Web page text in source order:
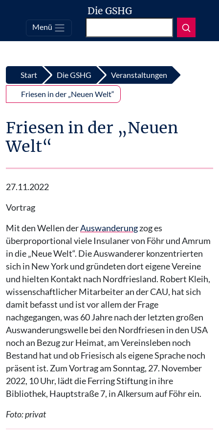
Top
Zum Inhalt springen
Die GSHG
Menü
Start Die GSHG Veranstaltungen
Friesen in der „Neuen Welt“
Friesen in der „Neuen
Welt“
27.11.2022
Vortrag
Mit den Wellen derAuswanderungzog es
überproportional viele Insulaner von Föhr und Amrum
in die „Neue Welt“. Die Auswanderer konzentrierten
sich in New York und gründeten dort eigene Vereine
und hielten Kontakt nach Nordfriesland. Robert Kleih,
wissenschaftlicher Mitarbeiter an der CAU, hat sich
damit befasst und ist vor allem der Frage
nachgegangen, was 60 Jahre nach der letzten großen
Auswanderungswelle bei den Nordfriesen in den USA
noch an Bezug zur Heimat, am Vereinsleben noch
Bestand hat und ob Friesisch als eigene Sprache noch
präsent ist. Zum Vortrag am Sonntag, 27. November
2022, 10 Uhr, lädt die Ferring Stiftung in ihre
Bibliothek, Hauptstraße 7, in Alkersum auf Föhr ein.
Foto: privat